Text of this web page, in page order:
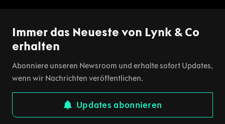
Immer das Neueste von Lynk & Co
erhalten
Abonniere unseren Newsroom und erhalte sofort Updates,
wenn wir Nachrichten veröffentlichen.
Updates abonnieren